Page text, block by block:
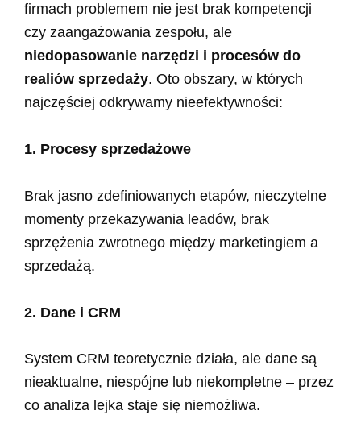
firmach problemem nie jest brak kompetencji
czy zaangażowania zespołu, ale
niedopasowanie narzędzi i procesów do
realiów sprzedaży. Oto obszary, w których
najczęściej odkrywamy nieefektywności:
1. Procesy sprzedażowe
Brak jasno zdefiniowanych etapów, nieczytelne
momenty przekazywania leadów, brak
sprzężenia zwrotnego między marketingiem a
sprzedażą.
2. Dane i CRM
System CRM teoretycznie działa, ale dane są
nieaktualne, niespójne lub niekompletne – przez
co analiza lejka staje się niemożliwa.